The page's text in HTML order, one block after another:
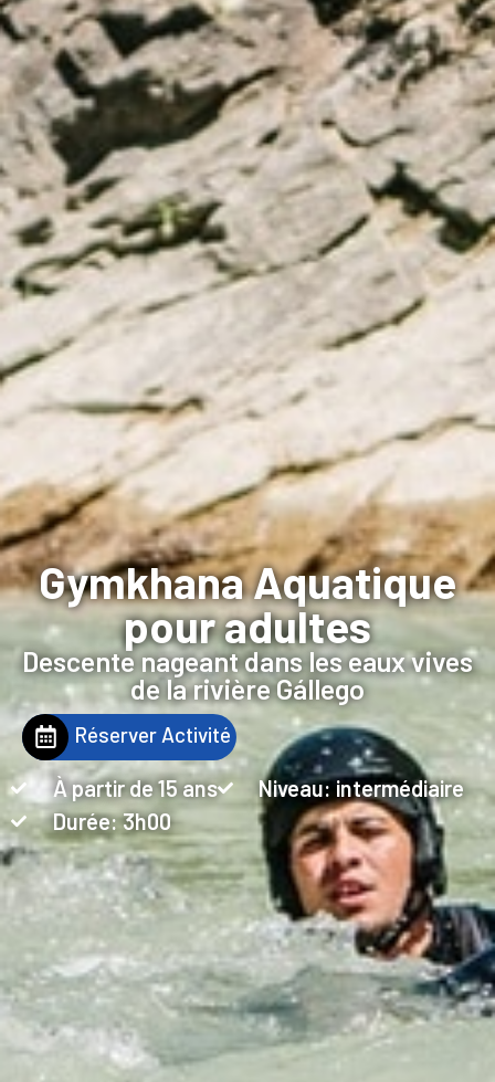
Gymkhana Aquatique
pour adultes
Descente nageant dans les eaux vives
de la rivière Gállego
Réserver Activité
À partir de 15 ans
Niveau: intermédiaire
Durée: 3h00